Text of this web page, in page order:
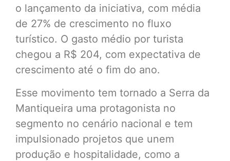
o lançamento da iniciativa, com média
de 27% de crescimento no fluxo
turístico. O gasto médio por turista
chegou a R$ 204, com expectativa de
crescimento até o fim do ano.
Esse movimento tem tornado a Serra da
Mantiqueira uma protagonista no
segmento no cenário nacional e tem
impulsionado projetos que unem
produção e hospitalidade, como a